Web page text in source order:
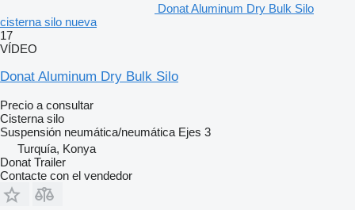
Donat Aluminum Dry Bulk Silo
cisterna silo nueva
17
VÍDEO
Donat Aluminum Dry Bulk Silo
Precio a consultar
Cisterna silo
Suspensión neumática/neumática Ejes 3
Turquía, Konya
Donat Trailer
Contacte con el vendedor